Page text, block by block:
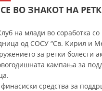
КОНТАКТ ИНФОРМАЦИИ
ЗАКОН ЗА ЦКРМ
СТАТУТ НА ЦКРМ
ВО ЗНАКОТ НА
на млади во соработка со
од СОСУ “Св. Кирил и
за ретки болести
кампања за
средства за